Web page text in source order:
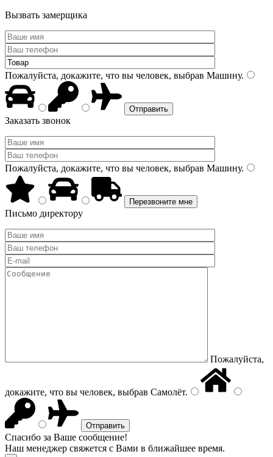
Вызвать замерщика
Пожалуйста, докажите, что вы человек, выбрав Машину.
Заказать звонок
Пожалуйста, докажите, что вы человек, выбрав Машину.
Письмо директору
Пожалуйста,
докажите, что вы человек, выбрав Самолёт.
Спасибо за Ваше сообщение!
Наш менеджер свяжется с Вами в ближайшее время.